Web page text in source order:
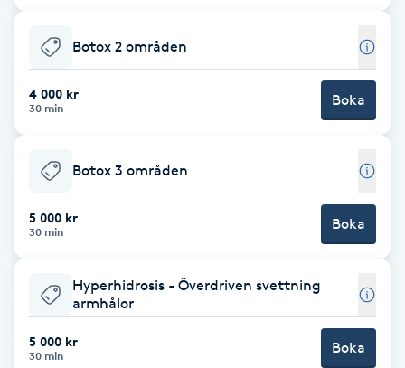
Bambumassage
Barber
Barnklippning
Blowout
Botox 2 områden
4 000 kr
30 min Boka
Botox 3 områden
5 000 kr
30 min Boka
Hyperhidrosis - Överdriven svettning
armhålor
5 000 kr
30 min Boka